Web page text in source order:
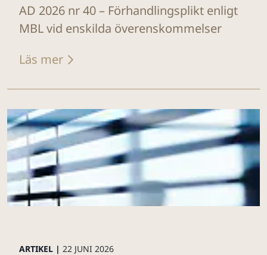
AD 2026 nr 40 – Förhandlingsplikt enligt
MBL vid enskilda överenskommelser
Läs mer
ARTIKEL | 22 JUNI 2026